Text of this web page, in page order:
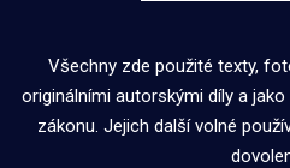
Všechny zde použité texty,
originálními autorskými díly a
zákonu. Jejich další volné